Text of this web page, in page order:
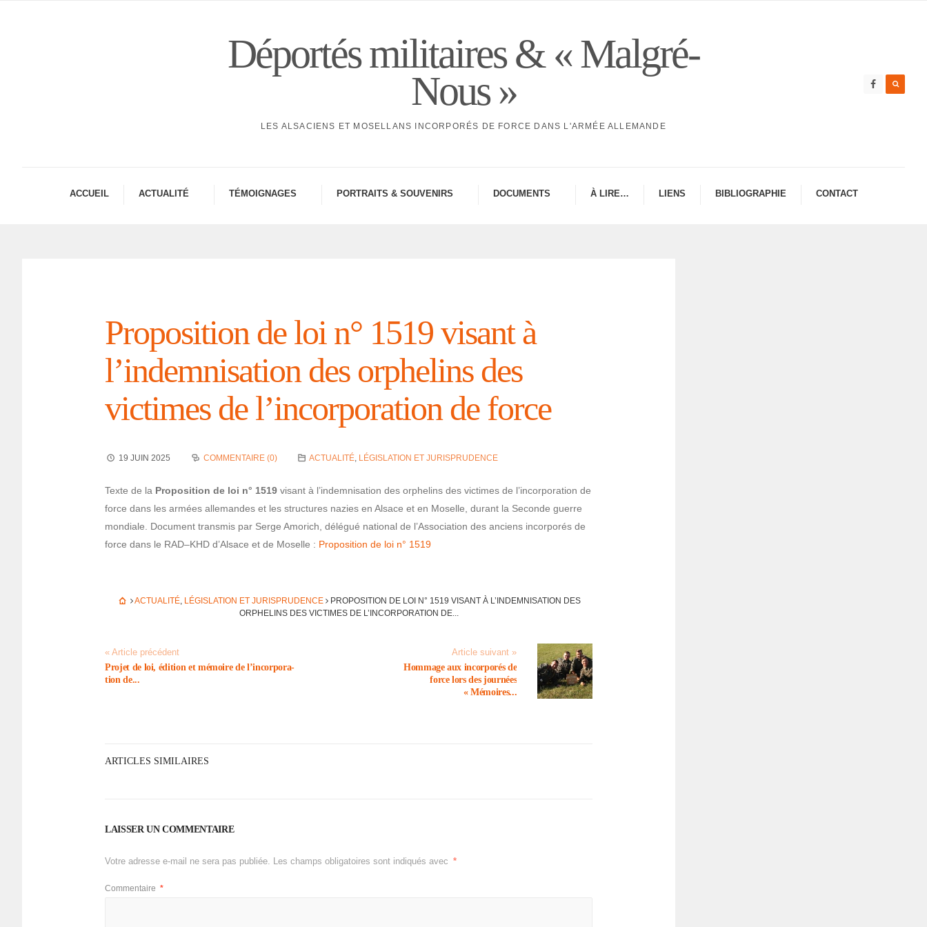
Déportés militaires & « Malgré-
Nous »
LES ALSACIENS ET MOSELLANS INCORPORÉS DE FORCE DANS L'ARMÉE ALLEMANDE
ACCUEIL ACTUA­LITÉ TÉMOI­GNAGES PORTRAITS & SOUVE­NIRS DOCU­MENTS À LIRE… LIENS BIBLIO­GRA­PHIE CONTAC­­T
Propo­si­tion de loi n° 1519 visant à
l’in­dem­ni­sa­tion des orphe­lins des
victimes de l’in­cor­po­ra­tion de force
19 JUIN 2025 COMMENTAIRE (0) ACTUALITÉ, LÉGISLATION ET JURISPRUDENCE
Texte de la Propo­si­tion de loi n° 1519 visant à l’in­dem­ni­sa­tion des orphe­lins des victimes de l’in­cor­po­ra­tion de
force dans les armées alle­mandes et les struc­tures nazies en Alsace et en Moselle, durant la Seconde guerre
mondiale. Docu­ment trans­mis par Serge Amorich, délé­gué natio­nal de l’As­so­cia­tion des anciens incor­po­rés de
force dans le RAD–KHD d’Al­sace et de Moselle : Propo­si­tion de loi n° 1519
ACTUALITÉ, LÉGISLATION ET JURISPRUDENCE PROPO­SI­TION DE LOI N° 1519 VISANT À L’IN­DEM­NI­SA­TION DES
ORPHE­LINS DES VICTIMES DE L’IN­COR­PO­RA­TION DE...
« Article précédent
Projet de loi, édition et mémoire de l’in­cor­po­ra­
tion de...
Article suivant »
Hommage aux incor­po­rés de
force lors des jour­nées
« Mémoires...
ARTICLES SIMILAIRES
LAISSER UN COMMENTAIRE
Votre adresse e-mail ne sera pas publiée. Les champs obligatoires sont indiqués avec *
Commentaire *